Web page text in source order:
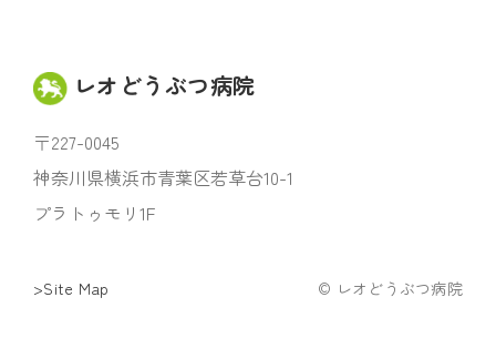
レオどうぶつ病院
〒227-0045
神奈川県横浜市青葉区若草台10-1
プラトゥモリ1F
>Site Map © レオどうぶつ病院